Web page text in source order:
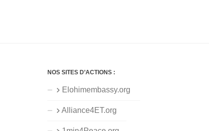
NOS SITES D’ACTIONS :
Elohimembassy.org
Alliance4ET.org